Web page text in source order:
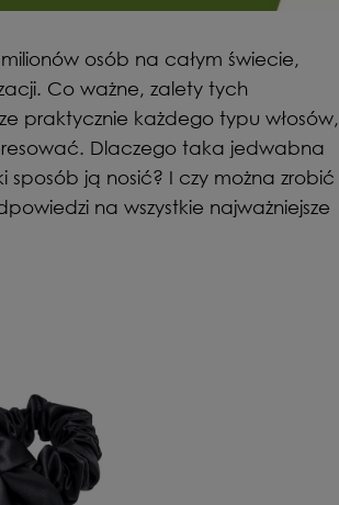
osób na całym świecie,
Co ważne, zalety tych
praktycznie każdego typu włosów,
Dlaczego taka jedwabna
sposób ją nosić? I czy można zrobić
na wszystkie najważniejsze